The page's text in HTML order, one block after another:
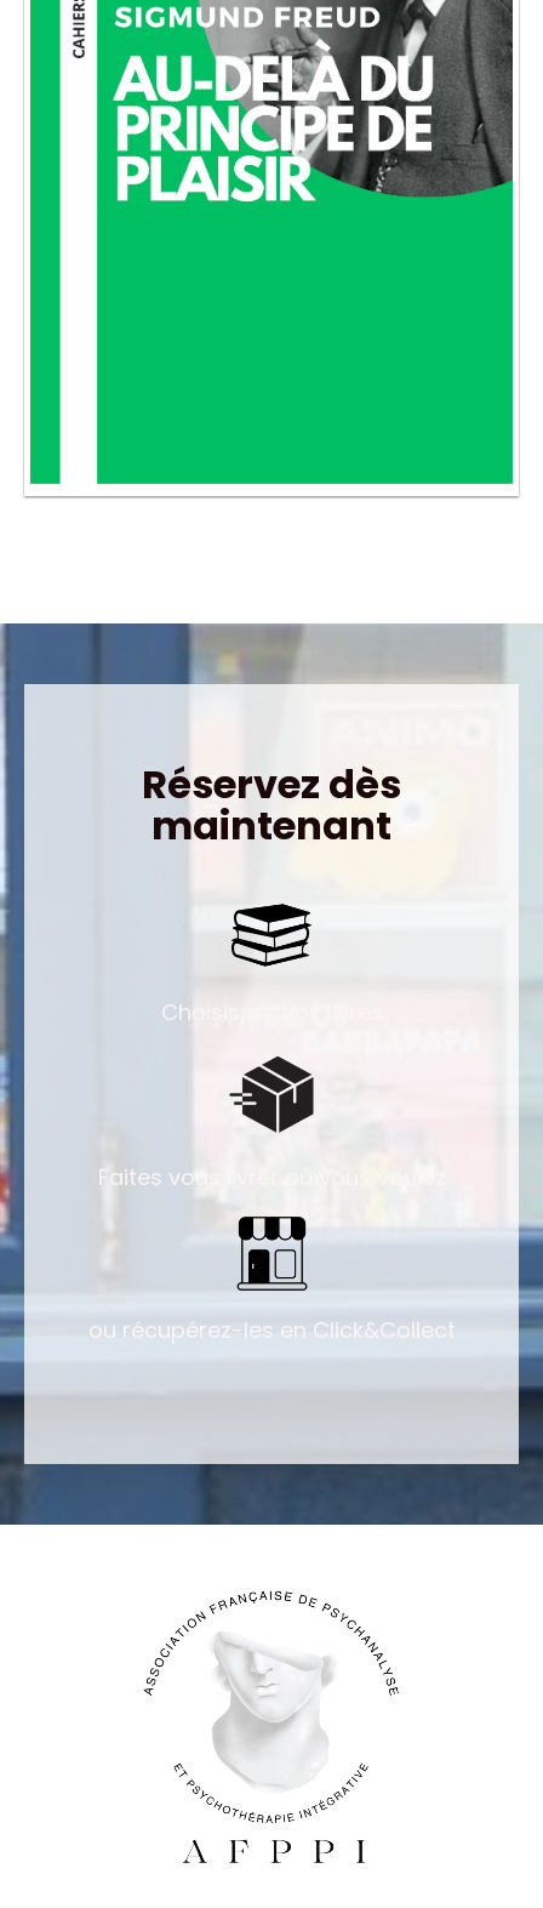
Réservez dès
maintenant
Choisissez vos livres
Faites vous livrer où vous voulez
ou récupérez-les en Click&Collect